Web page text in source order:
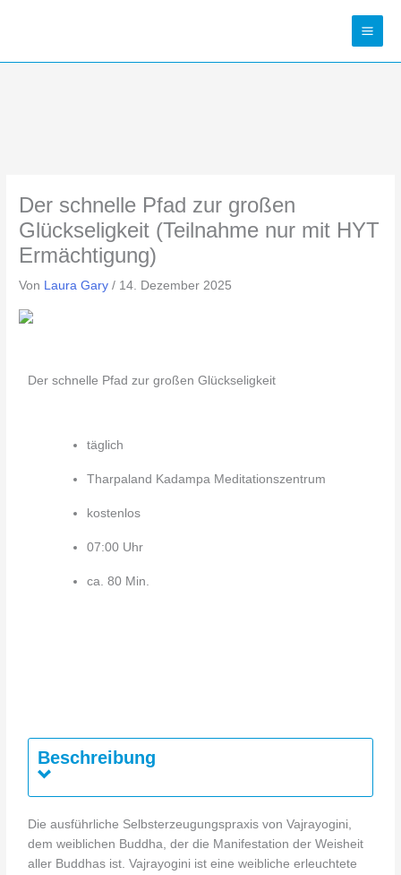
Der schnelle Pfad zur großen
Glückseligkeit (Teilnahme nur mit HYT
Ermächtigung)
Von Laura Gary/ 14. Dezember 2025
Der schnelle Pfad zur großen Glückseligkeit
täglich
Tharpaland Kadampa Meditationszentrum
kostenlos
07:00 Uhr
ca. 80 Min.
Beschreibung
Die ausführliche Selbsterzeugungspraxis von Vajrayogini,
dem weiblichen Buddha, der die Manifestation der Weisheit
aller Buddhas ist. Vajrayogini ist eine weibliche erleuchtete